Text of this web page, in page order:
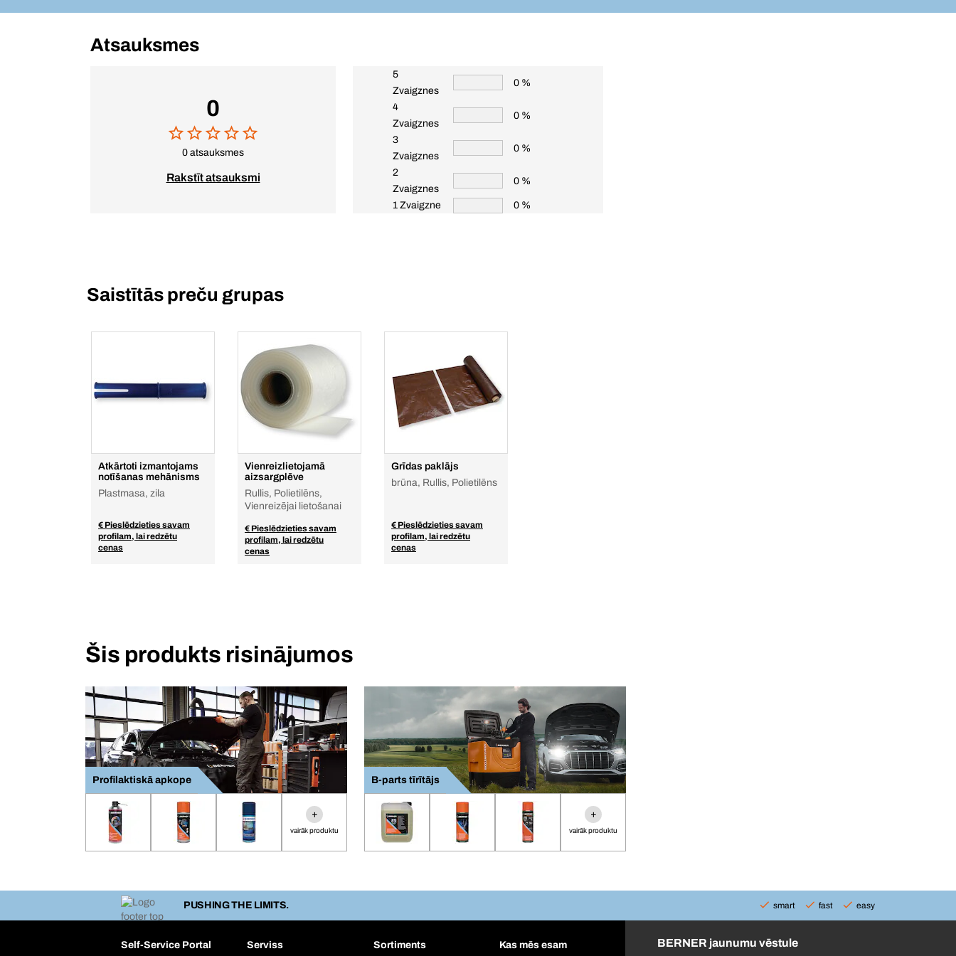
Atsauksmes
0
0 atsauksmes
Rakstīt atsauksmi
5
Zvaigznes
0 %
4
Zvaigznes
0 %
3
Zvaigznes
0 %
2
Zvaigznes
0 %
1 Zvaigzne 0 %
Saistītās preču grupas
Atkārtoti izmantojams
notīšanas mehānisms
Plastmasa, zila
€ Pieslēdzieties savam
profilam, lai redzētu
cenas
Vienreizlietojamā
aizsargplēve
Rullis, Polietilēns,
Vienreizējai lietošanai
€ Pieslēdzieties savam
profilam, lai redzētu
cenas
Grīdas paklājs
brūna, Rullis, Polietilēns
€ Pieslēdzieties savam
profilam, lai redzētu
cenas
Šis produkts risinājumos
Profilaktiskā apkope
+
vairāk produktu
B-parts tīrītājs
+
vairāk produktu
PUSHING THE LIMITS. smart fast easy
Self-Service Portal Serviss Sortiments Kas mēs esam BERNER jaunumu vēstule